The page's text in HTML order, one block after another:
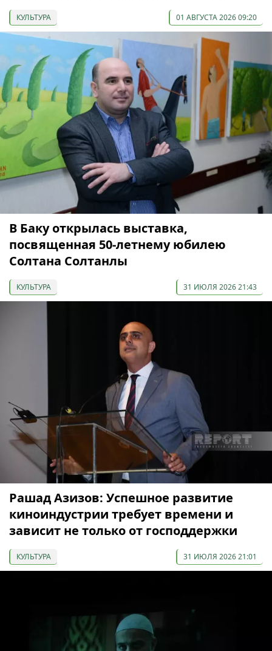
КУЛЬТУРА 01 АВГУСТА 2026 09:20
В Баку открылась выставка,
посвященная 50-летнему юбилею
Солтана Солтанлы
КУЛЬТУРА 31 ИЮЛЯ 2026 21:43
Рашад Азизов: Успешное развитие
киноиндустрии требует времени и
зависит не только от господдержки
КУЛЬТУРА 31 ИЮЛЯ 2026 21:01